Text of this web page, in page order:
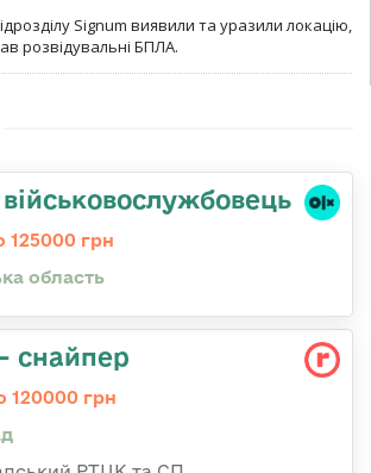
Signum виявили та уразили локацію,
розвідувальні БПЛА.
125000 грн
область
снайпер
120000 грн